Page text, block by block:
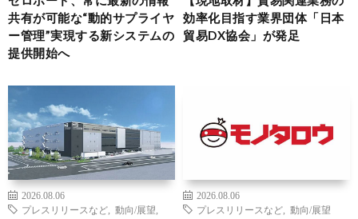
共有が可能な“動的サプライヤ
ー管理”実現する新システムの
提供開始へ
効率化目指す業界団体「日本
貿易DX協会」が発足
2026.08.06
プレスリリースなど
動向/展望
2026.08.06
プレスリリースなど
動向/展望